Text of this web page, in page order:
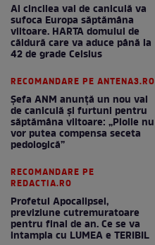
Al cincilea val de caniculă va
sufoca Europa săptămâna
viitoare. HARTA domului de
căldură care va aduce până la
42 de grade Celsius
RECOMANDARE PE ANTENA3.RO
Șefa ANM anunță un nou val
de caniculă și furtuni pentru
săptămâna viitoare: „Ploile nu
vor putea compensa seceta
pedologică”
RECOMANDARE PE
REDACTIA.RO
Profetul Apocalipsei,
previziune cutremuratoare
pentru final de an. Ce se va
intampla cu LUMEA e TERIBIL